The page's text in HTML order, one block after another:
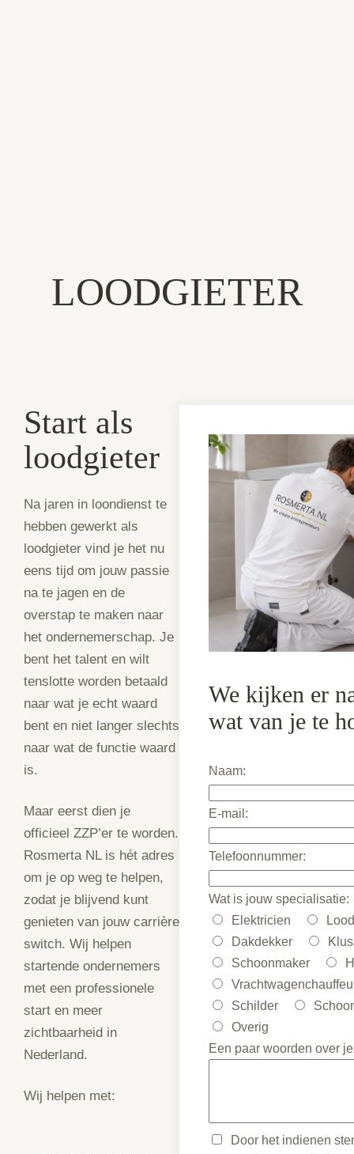
LOODGIETER
Start als
loodgieter
Na jaren in loondienst te
hebben gewerkt als
loodgieter vind je het nu
eens tijd om jouw passie
na te jagen en de
overstap te maken naar
het ondernemerschap. Je
bent het talent en wilt
tenslotte worden betaald
naar wat je echt waard
bent en niet langer slechts
naar wat de functie waard
is.
Maar eerst dien je
officieel ZZP’er te worden.
Rosmerta NL is hét adres
om je op weg te helpen,
zodat je blijvend kunt
genieten van jouw carrière
switch. Wij helpen
startende ondernemers
met een professionele
start en meer
zichtbaarheid in
Nederland.
Wij helpen met:
We kijken er
wat van je te
Naam:
E-mail:
Telefoonnummer:
Wat is jouw specialisatie:
Elektricien
Dakdekker
Schoonmaker
Schilder
Overig
Een paar woorden over
Door het indienen